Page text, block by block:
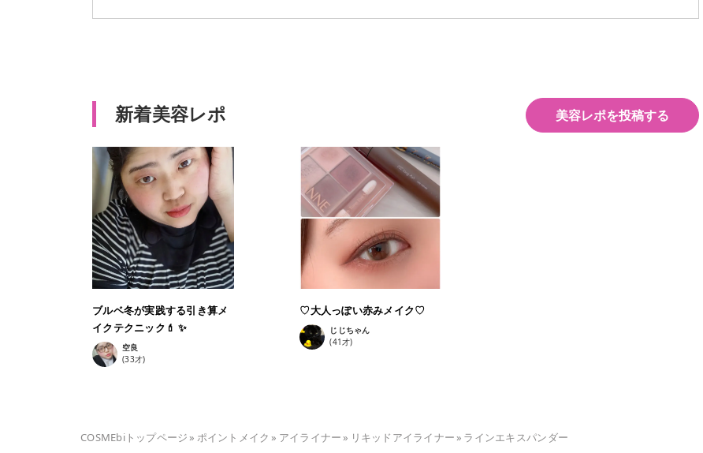
になります★ 《イマイチポイント》 ・いまのところありませんd('ω' ) ┈┈┈┈┈┈┈┈┈┈ 最後までご覧くだ
新着美容レポ 美容レポを投稿する
ブルベ冬が実践する引き算メ
イクテクニック💄 ✨
空良
(33才)
♡大人っぽい赤みメイク♡
じじちゃん
(41才)
COSMEbiトップページ» ポイントメイク » アイライナー» リキッドアイライナー» ラインエキスパンダー